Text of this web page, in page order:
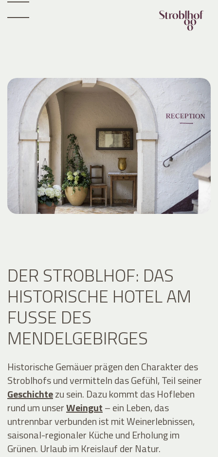
DER STROBLHOF: DAS
HISTORISCHE HOTEL AM
FUSSE DES M
ENDELGEBIRGES
Historische Gemäuer prägen den Charakter des
Stroblhofs und vermitteln das Gefühl, Teil seiner
Geschichtezu sein. Dazu kommt das Hofleben
rund um unserWeingut– ein Leben, das
untrennbar verbunden ist mit Weinerlebnissen,
saisonal-regionaler Küche und Erholung im
Grünen. Urlaub im Kreislauf der Natur.